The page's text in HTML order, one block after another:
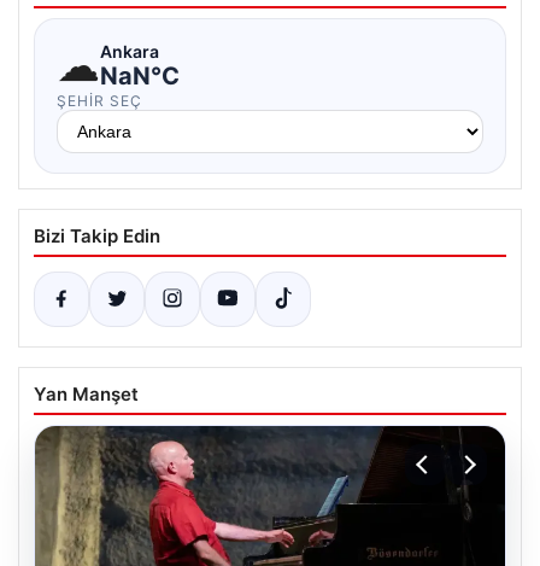
☁Ankara
NaN°C
ŞEHIR SEÇ
Bizi Takip Edin
Yan Manşet